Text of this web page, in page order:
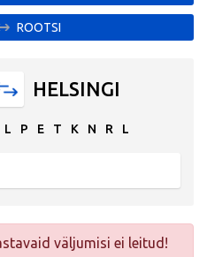
ROOTSI
HELSINGI
L P E T K N R L
väljumisi ei leitud!